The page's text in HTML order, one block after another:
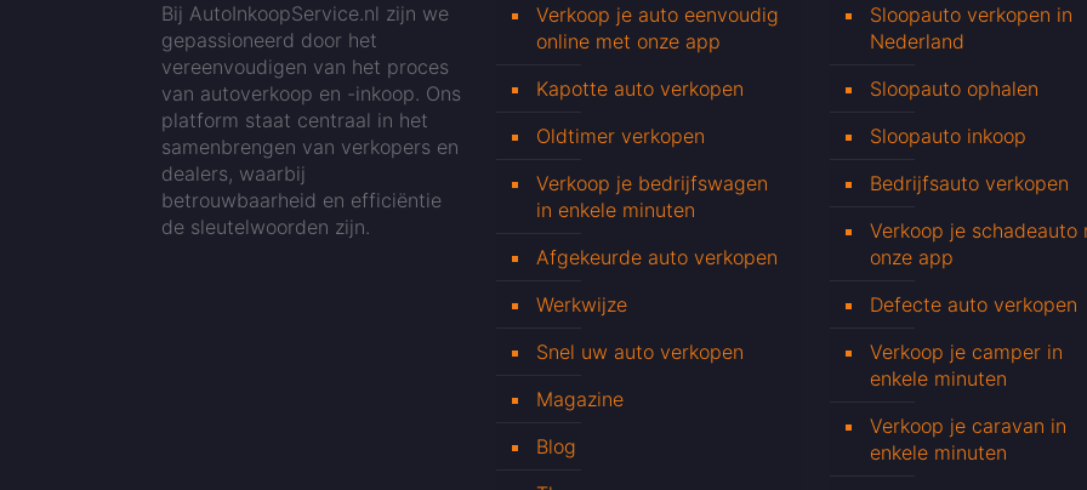
Bij AutoInkoopService.nl zijn we
gepassioneerd door het
vereenvoudigen van het proces
van autoverkoop en -inkoop. Ons
platform staat centraal in het
samenbrengen van verkopers en
dealers, waarbij
betrouwbaarheid en efficiëntie
de sleutelwoorden zijn.
Verkoop je auto eenvoudig
online met onze app
Kapotte auto verkopen
Oldtimer verkopen
Verkoop je bedrijfswagen
in enkele minuten
Afgekeurde auto verkopen
Werkwijze
Snel uw auto verkopen
Magazine
Blog
Sloopauto verkopen in
Nederland
Sloopauto ophalen
Sloopauto inkoop
Bedrijfsauto verkopen
Verkoop je schadeauto
onze app
Defecte auto verkopen
Verkoop je camper in
enkele minuten
Verkoop je caravan in
enkele minuten